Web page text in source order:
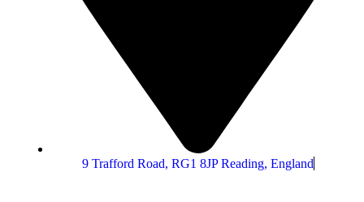
9 Trafford Road, RG1 8JP Reading, England